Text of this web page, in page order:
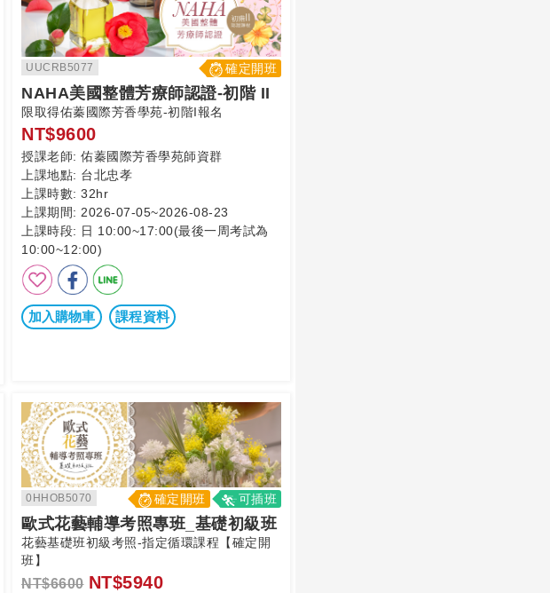
UUCRB5077 確定開班
NAHA美國整體芳療師認證-初階 II
限取得佑蓁國際芳香學苑-初階I報名
NT$9600
授課老師: 佑蓁國際芳香學苑師資群
上課地點: 台北忠孝
上課時數: 32hr
上課期間: 2026-07-05~2026-08-23
上課時段: 日 10:00~17:00(最後一周考試為
10:00~12:00)
加入購物車 課程資料
0HHOB5070 可插班
確定開班
歐式花藝輔導考照專班_基礎初級班
花藝基礎班初級考照-指定循環課程【確定開
班】
NT$6600 NT$5940